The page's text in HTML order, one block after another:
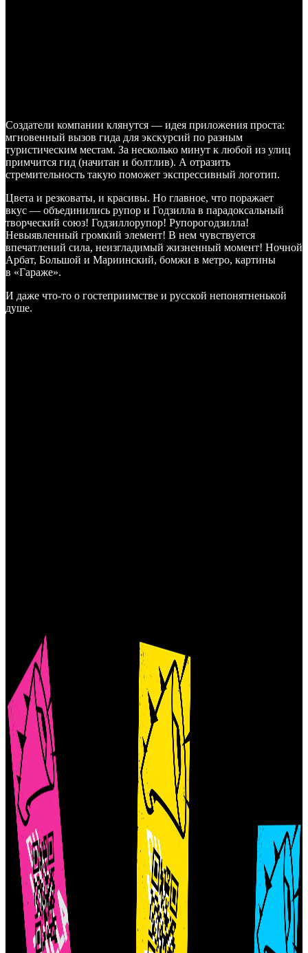
Создатели компании клянутся — идея приложения проста:
мгновенный вызов гида для экскурсий по разным
туристическим местам. За несколько минут к любой из улиц
примчится гид (начитан и болтлив). А отразить
стремительность такую поможет экспрессивный логотип.
Цвета и резковаты, и красивы. Но главное, что поражает
вкус — объединились рупор и Годзилла в парадоксальный
творческий союз! Годзиллорупор! Рупорогодзилла!
Невыявленный громкий элемент! В нем чувствуется
впечатлений сила, неизгладимый жизненный момент! Ночной
Арбат, Большой и Мариинский, бомжи в метро, картины
в «Гараже».
И даже что-то о гостеприимстве и русской непонятненькой
душе.